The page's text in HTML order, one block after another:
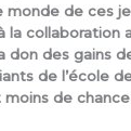
monde de ces
la collaboration
don des gains
de l’école
de chance